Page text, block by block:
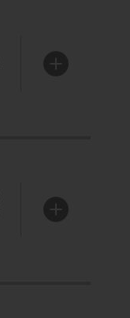
ENTER
ENTER